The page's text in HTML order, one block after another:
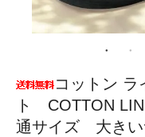
コットン ラ
ト COTTON
通サイズ 大きい